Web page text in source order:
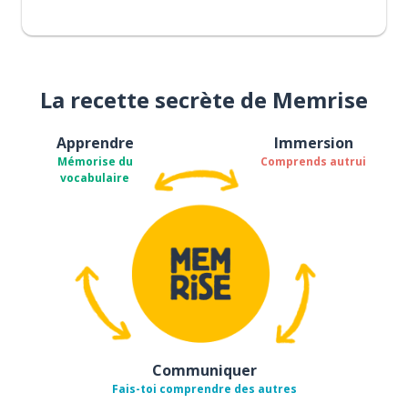
La recette secrète de Memrise
Apprendre
Mémorise du
vocabulaire
Immersion
Comprends autrui
Communiquer
Fais-toi comprendre des autres